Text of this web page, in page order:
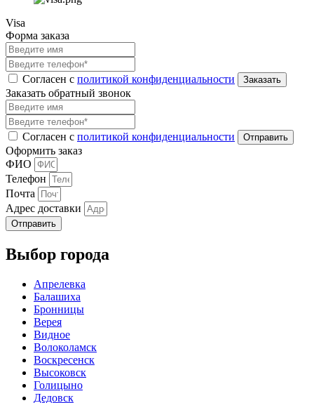
Visa
Форма заказа
Согласен с политикой конфиденциальности
Заказать обратный звонок
Согласен с политикой конфиденциальности
Оформить заказ
ФИО
Телефон
Почта
Адрес доставки
Отправить
Выбор города
Апрелевка
Балашиха
Бронницы
Верея
Видное
Волоколамск
Воскресенск
Высоковск
Голицыно
Дедовск